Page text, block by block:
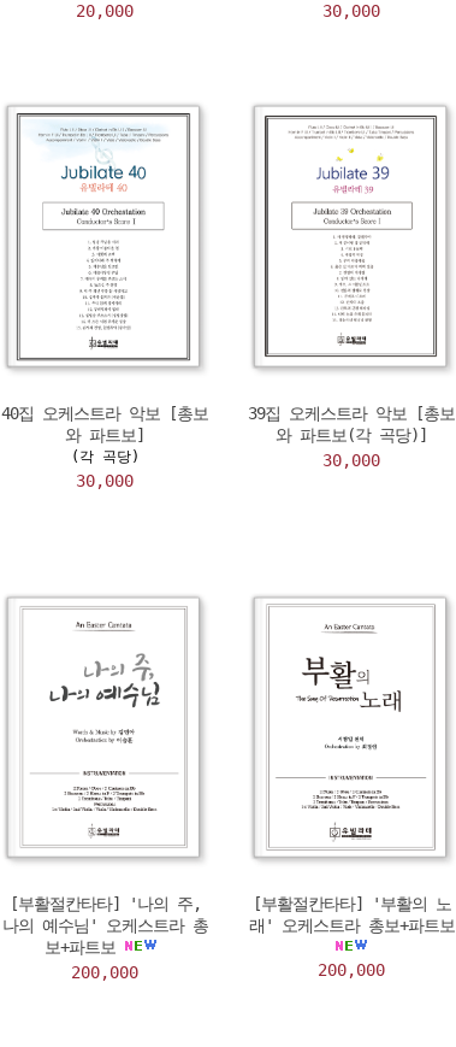
20,000 30,000
40집 오케스트라 악보 [총보
와 파트보]
(각 곡당)
30,000
39집 오케스트라 악보 [총보
와 파트보(각 곡당)]
30,000
[부활절칸타타] '나의 주,
나의 예수님' 오케스트라 총
보+파트보
200,000
[부활절칸타타] '부활의 노
래' 오케스트라 총보+파트보
200,000